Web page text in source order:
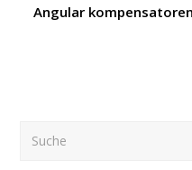
Angular kompensatoren